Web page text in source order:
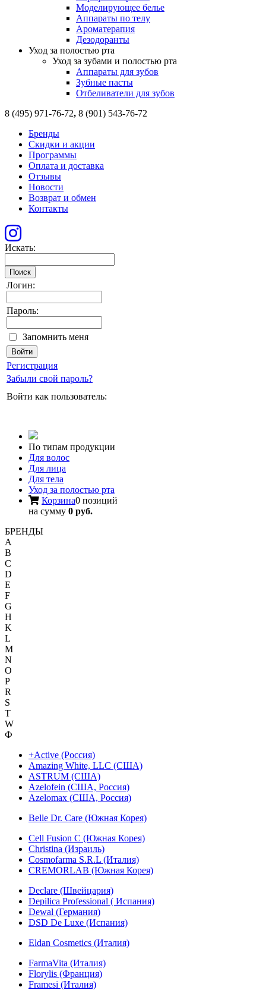
Моделирующее белье
Аппараты по телу
Ароматерапия
Дезодоранты
Уход за полостью рта
Уход за зубами и полостью рта
Аппараты для зубов
Зубные пасты
Отбеливатели для зубов
8 (495) 971-76-72, 8 (901) 543-76-72
Бренды
Скидки и акции
Программы
Оплата и доставка
Отзывы
Новости
Возврат и обмен
Контакты
Искать:
Поиск
Логин:
Пароль:
Запомнить меня
Регистрация
Забыли свой пароль?
Войти как пользователь:
По типам продукции
Для волос
Для лица
Для тела
Уход за полостью рта
Корзина0 позиций
на сумму 0 руб.
БРЕНДЫ
A
B
C
D
E
F
G
H
K
L
M
N
O
P
R
S
T
W
Ф
+Active (Россия)
Amazing White, LLC (США)
ASTRUM (США)
Azelofein (США, Россия)
Azelomax (США, Россия)
Belle Dr. Care (Южная Корея)
Cell Fusion C (Южная Корея)
Christina (Израиль)
Cosmofarma S.R.L (Италия)
CREMORLAB (Южная Корея)
Declare (Швейцария)
Depilica Professional ( Испания)
Dewal (Германия)
DSD De Luxe (Испания)
Eldan Cosmetics (Италия)
FarmaVita (Италия)
Florylis (Франция)
Framesi (Италия)